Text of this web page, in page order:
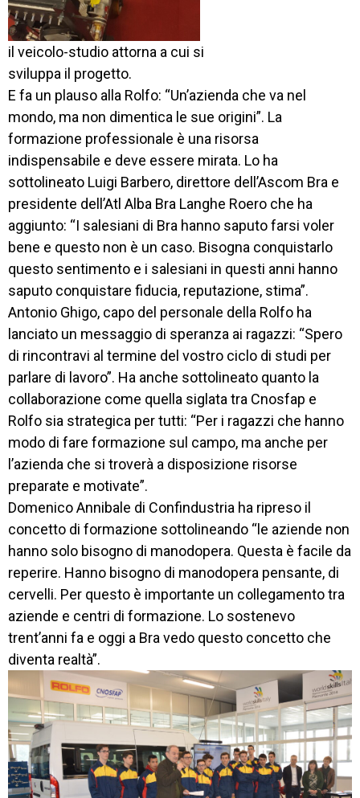
il veicolo-studio attorna a cui si
sviluppa il progetto.
E fa un plauso alla Rolfo: “Un’azienda che va nel
mondo, ma non dimentica le sue origini”. La
formazione professionale è una risorsa
indispensabile e deve essere mirata. Lo ha
sottolineato Luigi Barbero, direttore dell’Ascom Bra e
presidente dell’Atl Alba Bra Langhe Roero che ha
aggiunto: “I salesiani di Bra hanno saputo farsi voler
bene e questo non è un caso. Bisogna conquistarlo
questo sentimento e i salesiani in questi anni hanno
saputo conquistare fiducia, reputazione, stima”.
Antonio Ghigo, capo del personale della Rolfo ha
lanciato un messaggio di speranza ai ragazzi: “Spero
di rincontravi al termine del vostro ciclo di studi per
parlare di lavoro”. Ha anche sottolineato quanto la
collaborazione come quella siglata tra Cnosfap e
Rolfo sia strategica per tutti: “Per i ragazzi che hanno
modo di fare formazione sul campo, ma anche per
l’azienda che si troverà a disposizione risorse
preparate e motivate”.
Domenico Annibale di Confindustria ha ripreso il
concetto di formazione sottolineando “le aziende non
hanno solo bisogno di manodopera. Questa è facile da
reperire. Hanno bisogno di manodopera pensante, di
cervelli. Per questo è importante un collegamento tra
aziende e centri di formazione. Lo sostenevo
trent’anni fa e oggi a Bra vedo questo concetto che
diventa realtà”.